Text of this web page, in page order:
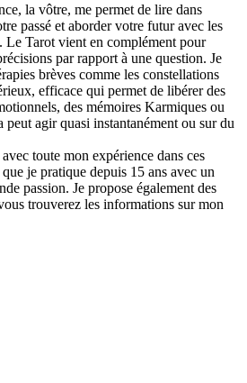
la vôtre, me permet de lire dans
passé et aborder votre futur avec les
Le Tarot vient en complément pour
par rapport à une question. Je
brèves comme les constellations
efficace qui permet de libérer des
des mémoires Karmiques ou
peut agir quasi instantanément ou sur du
toute mon expérience dans ces
je pratique depuis 15 ans avec un
passion. Je propose également des
trouverez les informations sur mon